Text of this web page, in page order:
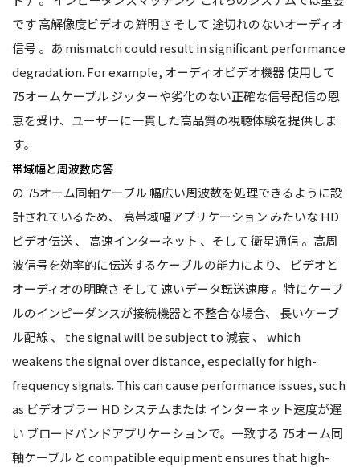
です高解像度ビデオの鮮明さ そして 途切れのないオーディオ
信号 。あ mismatch could result in significant performance
degradation. For example, オーディオビデオ機器使用して
75オームケーブル ジッターや劣化のない正確な信号配信の恩
恵を受け、ユーザーに一貫した高品質の視聴体験を提供しま
す。
帯域幅と周波数応答
の 75オーム同軸ケーブル 幅広い周波数を処理できるように設
計されているため、 高帯域幅アプリケーション みたいなHD
ビデオ伝送、 高速インターネット 、そして衛星通信。高周
波信号を効率的に伝送するケーブルの能力により、 ビデオと
オーディオの明瞭さ そして速いデータ転送速度。特にケーブ
ルのインピーダンスが接続機器と不整合な場合、 長いケーブ
ル配線、 the signal will be subject to減衰、 which
weakens the signal over distance, especially for high-
frequency signals. This can cause performance issues, such
as ビデオブラー HD システムまたは インターネット速度が遅
い ブロードバンドアプリケーションで。一致する 75オーム同
軸ケーブル と compatible equipment ensures that high-